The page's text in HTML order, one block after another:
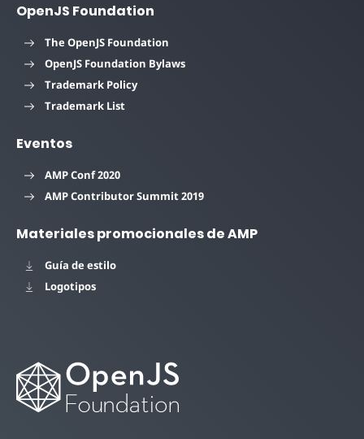
OpenJS Foundation
The OpenJS Foundation
OpenJS Foundation Bylaws
Trademark Policy
Trademark List
Eventos
AMP Conf 2020
AMP Contributor Summit 2019
Materiales promocionales de AMP
Guía de estilo
Logotipos